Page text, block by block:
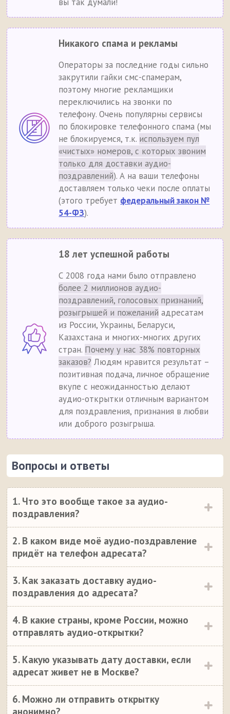
Никакого спама и рекламы
Операторы за последние годы сильно
закрутили гайки смс-спамерам,
поэтому многие рекламщики
переключились на звонки по
телефону. Очень популярны сервисы
по блокировке телефонного спама (мы
не блокируемся, т.к. используем пул
«чистых» номеров, с которых звоним
только для доставки аудио-
поздравлений). А на ваши телефоны
доставляем только чеки после оплаты
(этого требует федеральный закон №
54-ФЗ).
18 лет успешной работы
С 2008 года нами было отправлено
более 2 миллионов аудио-
поздравлений, голосовых признаний,
розыгрышей и пожеланий адресатам
из России, Украины, Беларуси,
Казахстана и многих-многих других
стран. Почему у нас 38% повторных
заказов? Людям нравится результат –
позитивная подача, личное обращение
вкупе с неожиданностью делают
аудио-открытки отличным вариантом
для поздравления, признания в любви
или доброго розыгрыша.
Вопросы и ответы
1. Что это вообще такое за аудио-
поздравления?
2. В каком виде моё аудио-поздравление
придёт на телефон адресата?
3. Как заказать доставку аудио-
поздравления до адресата?
4. В какие страны, кроме России, можно
отправлять аудио-открытки?
5. Какую указывать дату доставки, если
адресат живет не в Москве?
6. Можно ли отправить открытку
анонимно?